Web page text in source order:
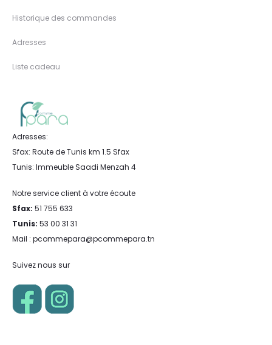
Historique des commandes
Adresses
Liste cadeau
Adresses:
Sfax: Route de Tunis km 1.5 Sfax
Tunis: Immeuble Saadi Menzah 4
Notre service client à votre écoute
Sfax: 51 755 633
Tunis: 53 00 31 31
Mail : pcommepara@pcommepara.tn
Suivez nous sur